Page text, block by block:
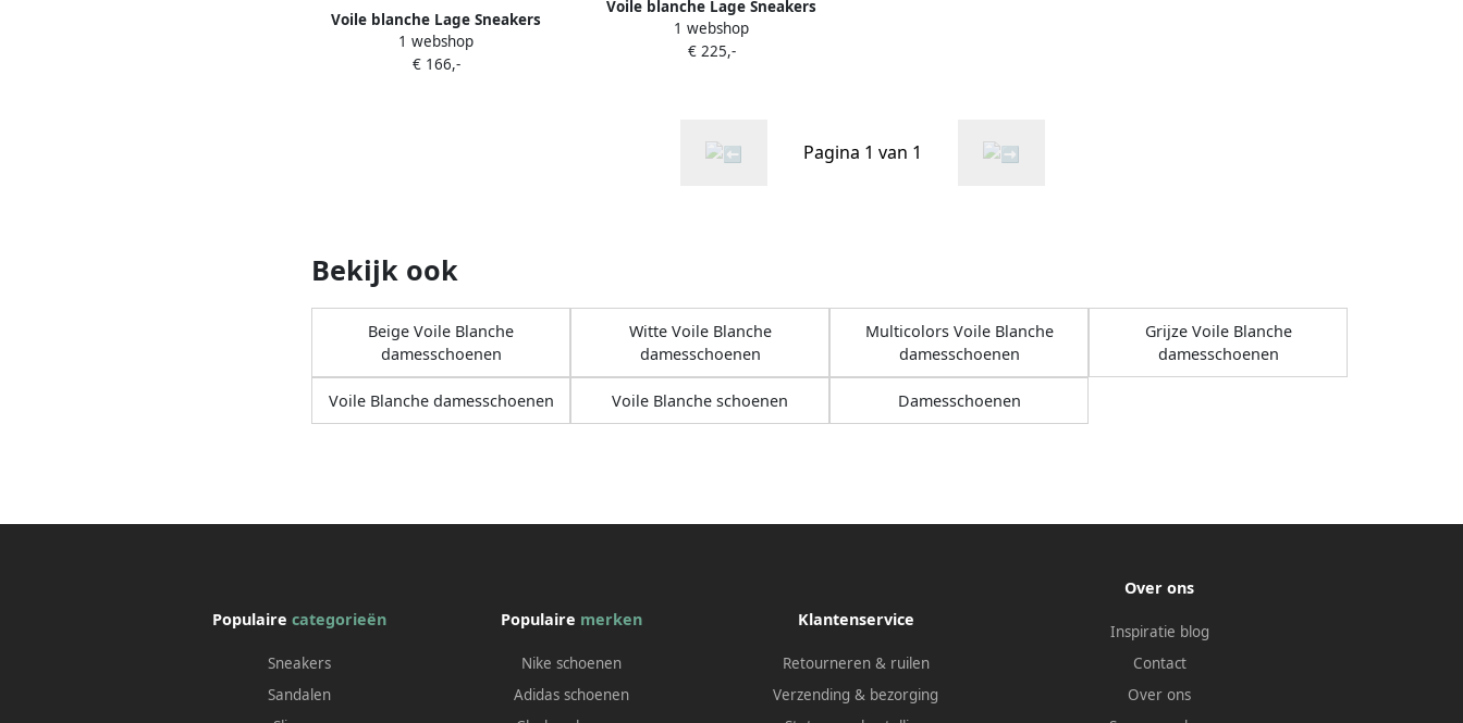
Voile blanche Lage Sneakers
3D81 INES SAGE
1 webshop
€ 166,-
Voile blanche Lage Sneakers
4D33 CLUB 119
1 webshop
€ 225,-
Pagina 1 van 1
Bekijk ook
Beige Voile Blanche
damesschoenen
Witte Voile Blanche
damesschoenen
Multicolors Voile Blanche
damesschoenen
Grijze Voile Blanche
damesschoenen
Voile Blanche damesschoenen Voile Blanche schoenen Damesschoenen
Populairecategorieën
Sneakers
Sandalen
Populaire merken
Nike schoenen
Adidas schoenen
Klantenservice
Retourneren & ruilen
Verzending & bezorging
Over ons
Inspiratie blog
Contact
Over ons